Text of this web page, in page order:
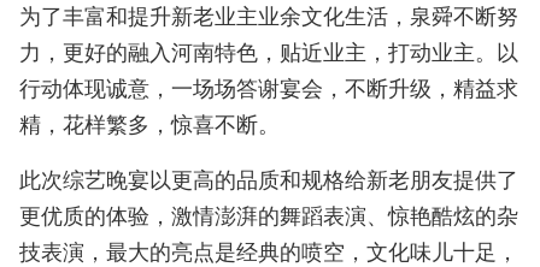
为了丰富和提升新老业主业余文化生活，泉舜不断努
力，更好的融入河南特色，贴近业主，打动业主。以
行动体现诚意，一场场答谢宴会，不断升级，精益求
精，花样繁多，惊喜不断。
此次综艺晚宴以更高的品质和规格给新老朋友提供了
更优质的体验，激情澎湃的舞蹈表演、惊艳酷炫的杂
技表演，最大的亮点是经典的喷空，文化味儿十足，